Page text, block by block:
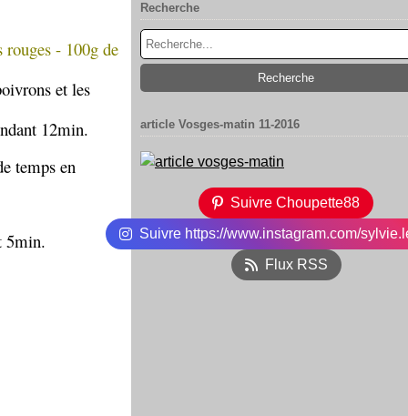
- 100g de
et les
12min.
temps en
5min.
Recherche
article Vosges-matin 11-2016
Suivre Choupette88
Suivre https://www.instagram.com/
Flux RSS